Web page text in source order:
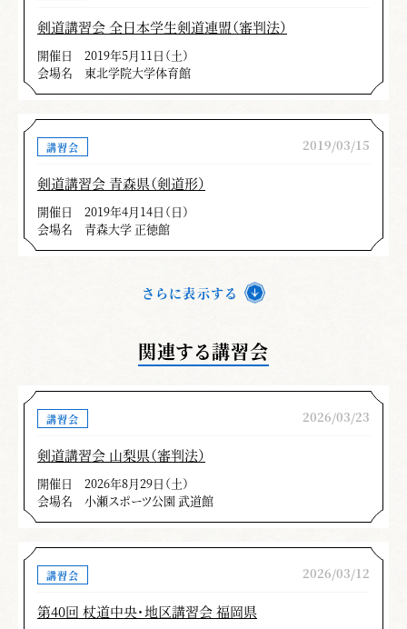
剣道講習会 全日本学生剣道連盟（審判法）
開催日
2019年5月11日（土）
会場名
東北学院大学体育館
講習会 2019/03/15
剣道講習会 青森県（剣道形）
開催日
2019年4月14日（日）
会場名
青森大学 正徳館
さらに表示する
関連する講習会
講習会 2026/03/23
剣道講習会 山梨県（審判法）
開催日
2026年8月29日（土）
会場名
小瀬スポーツ公園 武道館
講習会 2026/03/12
第40回 杖道中央・地区講習会 福岡県